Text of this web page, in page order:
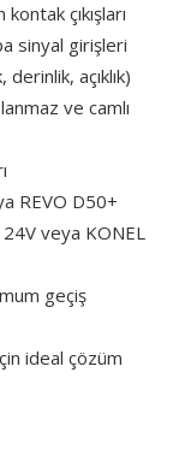
çıkışları
sinyal girişleri
açıklık)
ve camlı
REVO D50+
veya KONEL
geçiş
ideal çözüm